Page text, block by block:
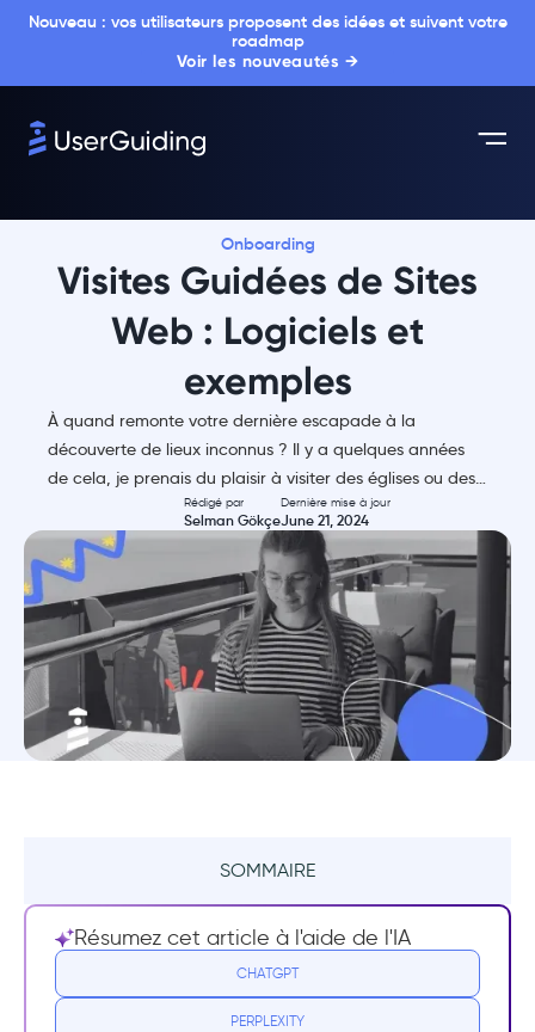
Nouveau : vos utilisateurs proposent des idées et suivent votre
roadmap
Voir les nouveautés →
Onboarding
Visites Guidées de Sites
Web : Logiciels et
exemples
À quand remonte votre dernière escapade à la
découverte de lieux inconnus ? Il y a quelques années
de cela, je prenais du plaisir à visiter des églises ou des…
Rédigé par
Selman Gökçe
Dernière mise à jour
June 21, 2024
SOMMAIRE
Qu'est-ce qu'une visite de site web ?
Pourquoi votre site web ou votre logiciel
doit-il faire l'objet d'une visite guidée ?
Résumez cet article à l'aide de l'IA
CHATGPT
PERPLEXITY